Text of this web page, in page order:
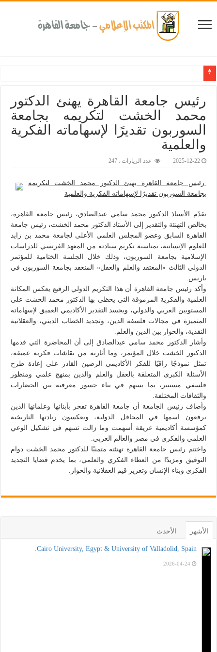
رئيس جامعة القاهرة يهنئ الدكتور
محمد الخشت لتكريمه بجامعة
السوربون تقديرًا لإسهاماته الفكرية
والعلمية‎
2025-12-22 عدد الزيارات : 247
رئيس جامعة القاهرة يهنئ الدكتور محمد الخشت لتكريمه
بجامعة السوربون تقديرًا لإسهاماته الفكرية والعلمية
تقدّم الأستاذ الدكتور محمد سامي عبدالصادق، رئيس جامعة القاهرة،
بخالص التهنئة والتقدير إلى الأستاذ الدكتور محمد الخشت، رئيس جامعة
القاهرة السابق وعضو المجلس العلمي الأعلى لجامعة محمد بن زايد
للعلوم الإنسانية، بمناسبة تكريم سيادته من المعهد الفرنسي للدراسات
الإسلامية بجامعة السوربون، وذلك خلال الجلسة الختامية للمؤتمر
الدولي الثالث «المعتقد والعلم والعقل» المنعقد بجامعة السوربون في
باريس.
وأكد رئيس جامعة القاهرة أن هذا التكريم الدولي الرفيع يعكس المكانة
العلمية والفكرية المرموقة التي يحظى بها الدكتور محمد الخشت على
المستويين العربي والدولي، ويجسد التقدير الأكاديمي العميق لإسهاماته
المتميزة في مجالات فلسفة الدين، وتجديد الخطاب الديني، والعقلانية
النقدية، والحوار بين الدين والعلم.
وأشار الدكتور محمد سامي عبدالصادق إلى أن المحاضرة التي قدمها
الدكتور الخشت خلال المؤتمر، وما أثارته من نقاشات فكرية عميقة،
تمثل نموذجًا راقيًا للفكر الأكاديمي الرصين القادر على إعادة طرح
الأسئلة الكبرى المتعلقة بالعقل والعلم والدين بمنهج علمي ومنظور
فلسفي مستنير، بما يسهم في بناء جسور معرفية بين الحضارات
والثقافات المختلفة.
وأضاف رئيس الجامعة أن جامعة القاهرة تفخر بأبنائها وعلمائها الذين
يرفعون اسمها في المحافل الدولية، ويعكسون ريادتها التاريخية
كمؤسسة أكاديمية عريقة أسهمت وما زالت تسهم في تشكيل الوعي
العلمي والفكري في مصر والعالم العربي.
واختتم رئيس جامعة القاهرة تهنئته متمنيًا للدكتور محمد الخشت دوام
التوفيق ومزيدًا من العطاء الفكري والعلمي، بما يخدم قضايا التجديد
الفكري وبناء الإنسان وتعزيز قيم العقلانية والحوار.
الأشهر الأحدث
Cairo University, Egypt & University of Valladolid, Spain.
2026-04-24